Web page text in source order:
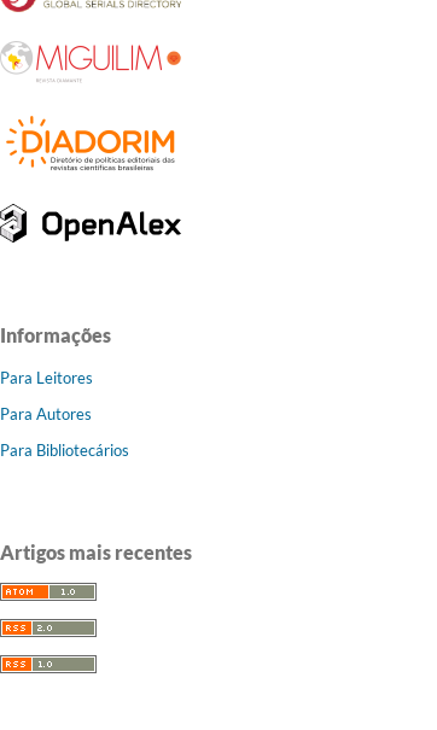
Informações
Para Leitores
Para Autores
Para Bibliotecários
Artigos mais recentes